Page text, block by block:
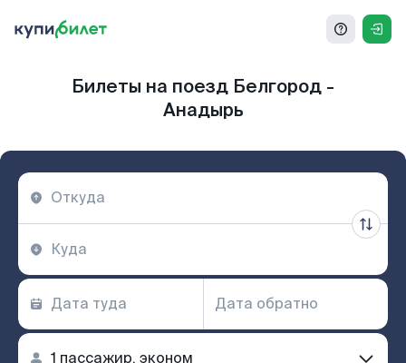
Билеты на поезд Белгород -
Анадырь